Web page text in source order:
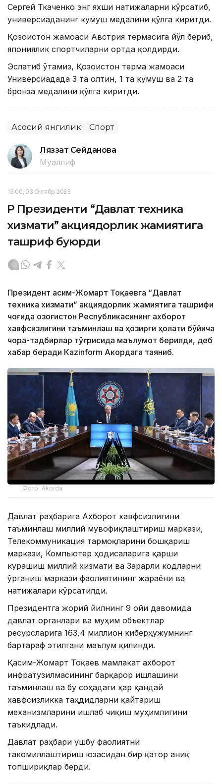
Сергей Ткаченко энг яхши натижаларни кўрсатиб,
универсиаданинг кумуш медалини қўлга киритди.
Қозоғистон жамоаси Австрия термасига йўл бериб,
япониялик спортчиларни ортда қолдирди.
Эслатиб ўтамиз, Қозоғистон терма жамоаси
Универсиадада 3 та олтин, 1 та кумуш ва 2 та
бронза медалини қўлга киритди.
Асосий янгилик Спорт
Ляззат Сейданова
Муаллиф
13:00, 03 Октябр 2023
ҚР Президенти “Давлат техника
хизмати” акциядорлик жамиятига
ташриф буюрди
Президент Қасим-Жомарт Тоқаевга “Давлат
техника хизмати” акциядорлик жамиятига ташрифи
чоғида Қозоғистон Республикасининг ахборот
хавфсизлигини таъминлаш ва ҳозирги ҳолати бўйича
чора-тадбирлар тўғрисида маълумот берилди, деб
хабар беради Каzinform Акордага таяниб.
Фото: Akorda
Давлат раҳбарига Ахборот хавфсизлигини
таъминлаш миллий мувофиқлаштириш маркази,
Телекоммуникация тармоқларини бошқариш
маркази, Компьютер ҳодисаларига қарши
курашиш миллий хизмати ва Зарарли кодларни
ўрганиш маркази фаолиятининг жараёни ва
натижалари кўрсатилди.
Президентга жорий йилнинг 9 ойи давомида
давлат органлари ва муҳим объектлар
ресурсларига 163,4 миллион киберҳужумнинг
бартараф этилгани маълум қилинди.
Қасим-Жомарт Тоқаев мамлакат ахборот
инфратузилмасининг барқарор ишлашини
таъминлаш ва бу соҳадаги ҳар қандай
хавфсизликка таҳдидларни қайтариш
механизмларини ишлаб чиқиш муҳимлигини
таъкидлади.
Давлат раҳбари ушбу фаолиятни
такомиллаштириш юзасидан бир қатор аниқ
топшириқлар берди.